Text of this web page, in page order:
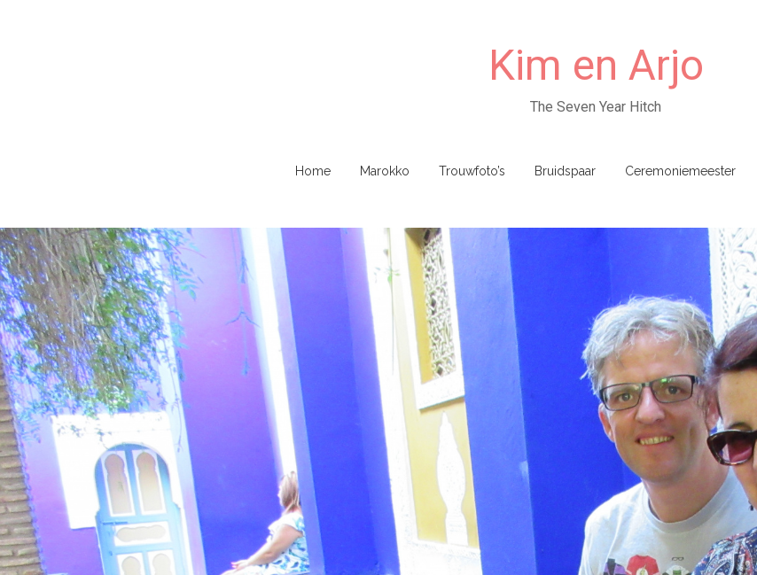
Kim en Arjo
The Seven Year Hitch
Home Marokko Trouwfoto’s Bruidspaar Ceremoniemeester